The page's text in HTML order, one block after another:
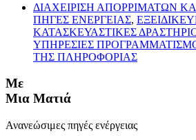
ΔΙΑΧΕΙΡΙΣΗ ΑΠΟΡΡΙΜΑΤΩΝ
ΠΗΓΕΣ ΕΝΕΡΓΕΙΑΣ,
ΚΑΤΑΣΚΕΥΑΣΤΙΚΕΣ
ΥΠΗΡΕΣΙΕΣ
ΤΗΣ ΠΛΗΡΟΦΟΡΙΑΣ
Με
Μια Ματιά
Ανανεώσιμες πηγές ενέργειας